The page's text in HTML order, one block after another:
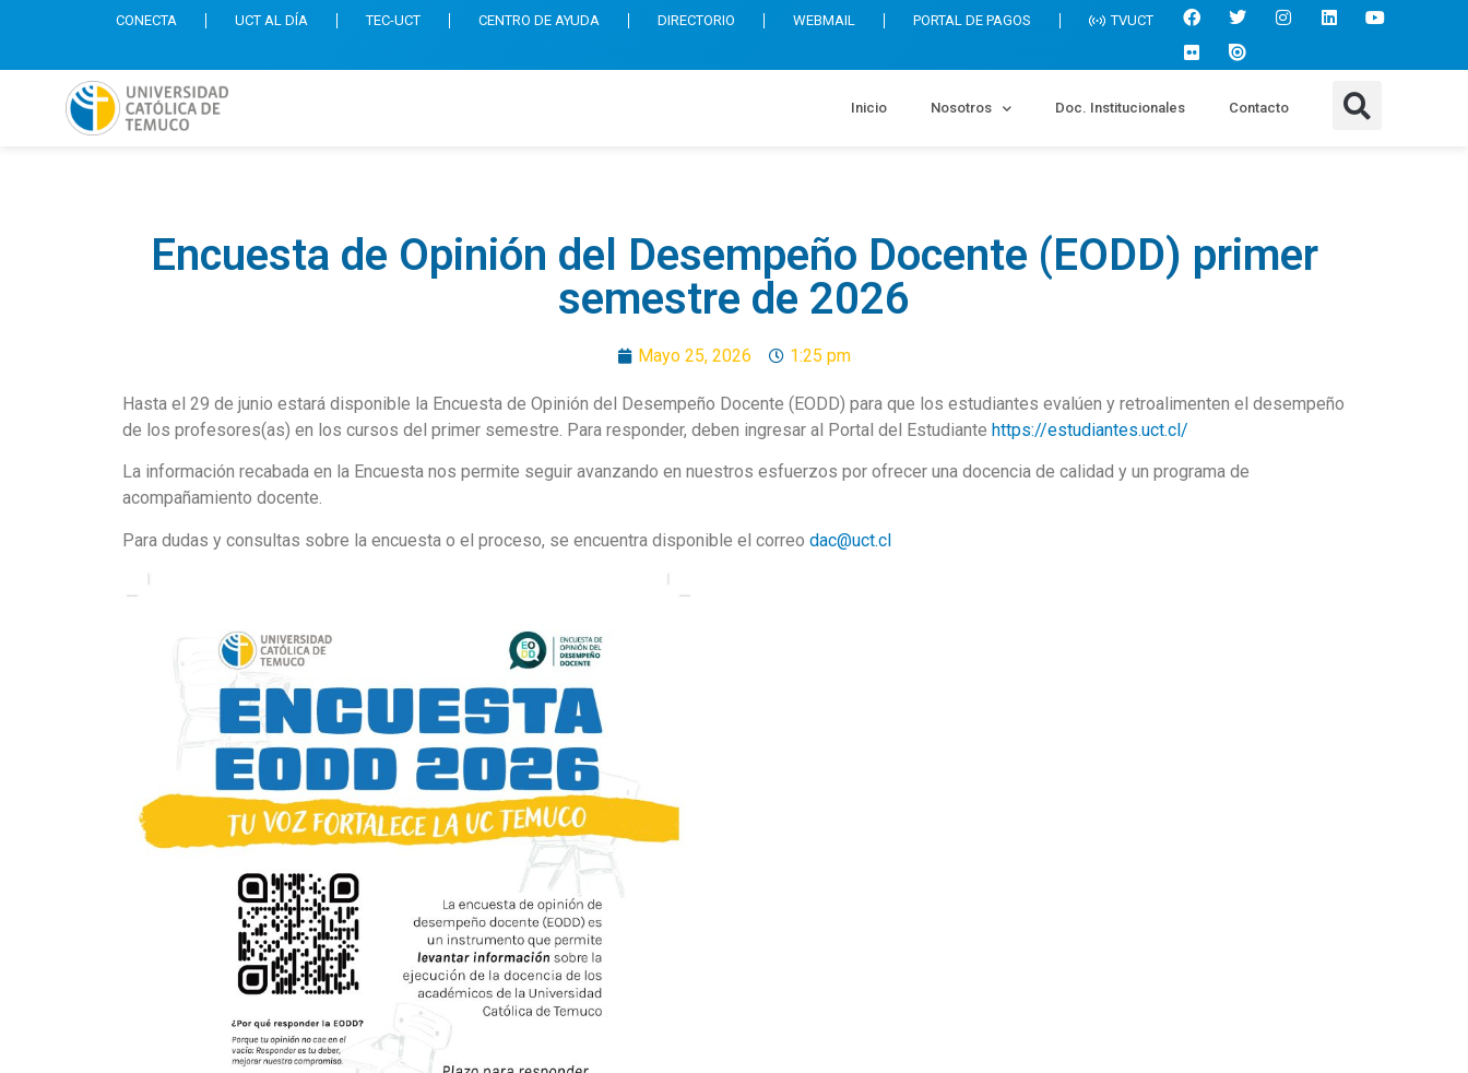
CONECTA UCT AL DÍA TEC-UCT CENTRO DE AYUDA DIRECTORIO WEBMAIL PORTAL DE PAGOS TVUCT
Inicio Nosotros Doc. Institucionales Contacto
Encuesta de Opinión del Desempeño Docente (EODD) primer
semestre de 2026
Mayo 25, 2026 1:25 pm
Hasta el 29 de junio estará disponible la Encuesta de Opinión del Desempeño Docente (EODD) para que los estudiantes evalúen y retroalimenten el desempeño
de los profesores(as) en los cursos del primer semestre. Para responder, deben ingresar al Portal del Estudiante https://estudiantes.uct.cl/
La información recabada en la Encuesta nos permite seguir avanzando en nuestros esfuerzos por ofrecer una docencia de calidad y un programa de
acompañamiento docente.
Para dudas y consultas sobre la encuesta o el proceso, se encuentra disponible el correo dac@uct.cl